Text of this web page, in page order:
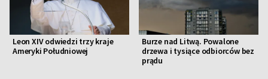
Leon XIV odwiedzi trzy kraje
Ameryki Południowej
Burze nad Litwą. Powalone
drzewa i tysiące odbiorców bez
prądu